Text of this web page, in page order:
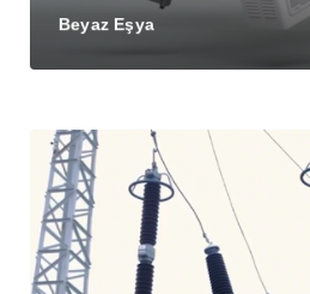
Beyaz Eşya